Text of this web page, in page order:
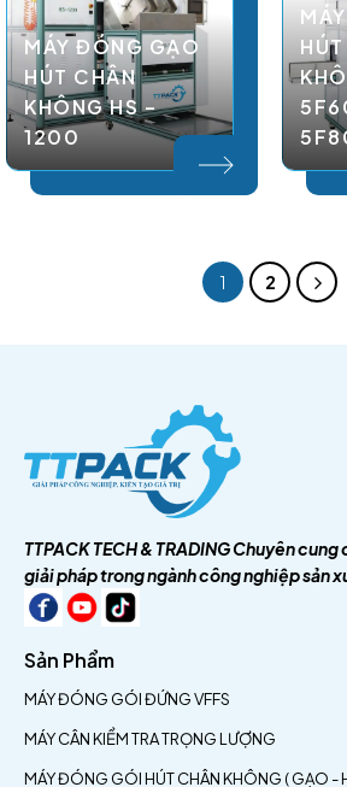
MÁY ĐÓNG GẠO
HÚT CHÂN
KHÔNG HS –
1200
1 2
TTPACK TECH & TRADINGChuyên cung
giải pháp trong ngành công nghiệp sản
Sản Phẩm
MÁY ĐÓNG GÓI ĐỨNG VFFS
MÁY CÂN KIỂM TRA TRỌNG LƯỢNG
MÁY ĐÓNG GÓI HÚT CHÂN KHÔNG ( GẠO -